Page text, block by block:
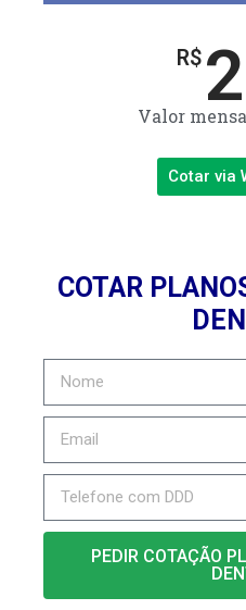
R$
Valor
Cotar via
COTAR
PEDIR COTAÇÃO